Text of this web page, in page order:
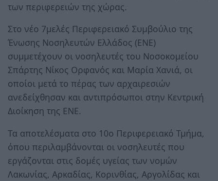
των περιφερειών της χώρας.
Στο νέο 7μελές Περιφερειακό Συμβούλιο της
Ένωσης Νοσηλευτών Ελλάδος (ΕΝΕ)
συμμετέχουν οι νοσηλευτές του Νοσοκομείου
Σπάρτης Νίκος Ορφανός και Μαρία Χανιά, οι
οποίοι μετά το πέρας των αρχαιρεσιών
ανεδείχθησαν και αντιπρόσωποι στην Κεντρική
Διοίκηση της ΕΝΕ.
Τα αποτελέσματα στο 10ο Περιφερειακό Τμήμα,
όπου περιλαμβάνονται οι νοσηλευτές που
εργάζονται στις δομές υγείας των νομών
Λακωνίας, Αρκαδίας, Κορινθίας, Αργολίδας και